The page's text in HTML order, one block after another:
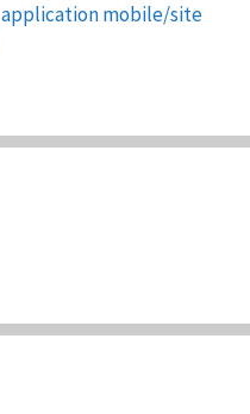
mobile/site